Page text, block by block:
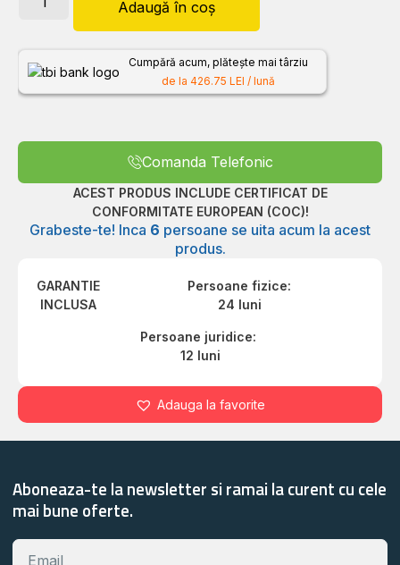
Adaugă în coș
Cumpără acum, plătește mai târziu
de la 426.75 LEI / lună
Comanda Telefonic
ACEST PRODUS INCLUDE CERTIFICAT DE
CONFORMITATE EUROPEAN (COC)!
Grabeste-te! Inca 6 persoane se uita acum la acest
produs.
GARANTIE
INCLUSA
Persoane fizice:
24 luni
Persoane juridice:
12 luni
Adauga la favorite
Aboneaza-te la newsletter si ramai la curent cu cele
mai bune oferte.